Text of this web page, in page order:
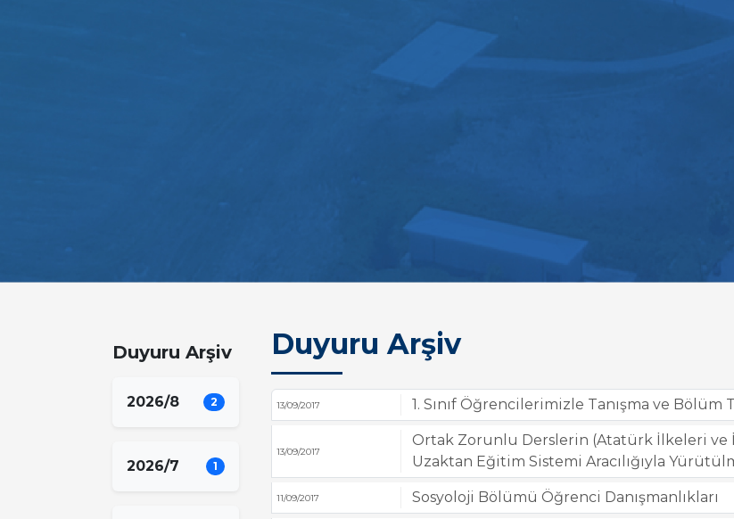
Duyuru Arşiv
2026/8 2
2026/7 1
Duyuru Arşiv
13/09/2017 1. Sınıf Öğrencilerimizle Tanışma ve Bölüm
13/09/2017
Ortak Zorunlu Derslerin (Atatürk İlkeleri ve
Uzaktan Eğitim Sistemi Aracılığıyla
11/09/2017 Sosyoloji Bölümü Öğrenci Danışmanlıkları